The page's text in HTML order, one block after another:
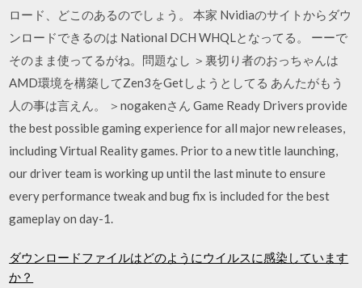
ロード、どこのあるのでしょう。 本家 Nvidiaのサイトからダウ
ンロードできるのは National DCH WHQLとなってる。 ーーで
そのまま使ってるがね。問題なし ＞裏切り者のおっちゃんは
AMD環境を構築してZen3をGetしようとしてる あんたがもう
人の事は言えん。 ＞nogakenさん Game Ready Drivers provide
the best possible gaming experience for all major new releases,
including Virtual Reality games. Prior to a new title launching,
our driver team is working up until the last minute to ensure
every performance tweak and bug fix is included for the best
gameplay on day-1.
ダウンロードファイルはどのようにウイルスに感染しています
か？